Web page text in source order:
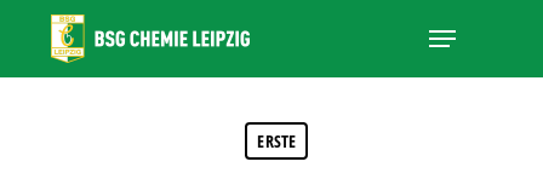
main
Menu
ERSTE
Close